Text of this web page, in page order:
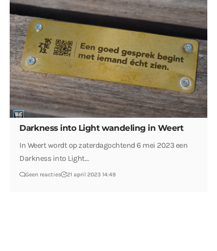
Darkness into Light wandeling in Weert
In Weert wordt op zaterdagochtend 6 mei 2023 een
Darkness into Light…
Geen reacties 21 april 2023 14:49